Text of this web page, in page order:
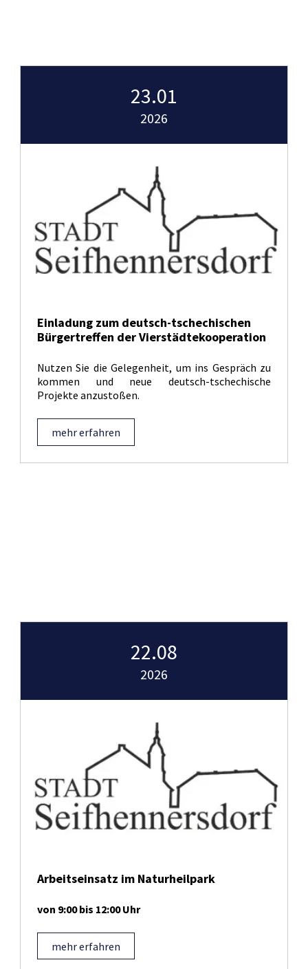
23.01
2026
Einladung zum deutsch-tschechischen
Bürgertreffen der Vierstädtekooperation
Nutzen Sie die Gelegenheit, um ins Gespräch zu
kommen und neue deutsch-tschechische
Projekte anzustoßen.
mehr erfahren
22.08
2026
Arbeitseinsatz im Naturheilpark
von 9:00 bis 12:00 Uhr
mehr erfahren